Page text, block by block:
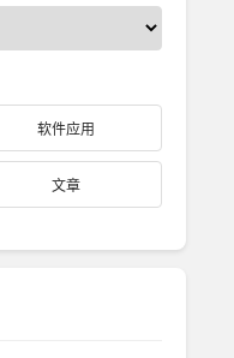
软件应用
文章